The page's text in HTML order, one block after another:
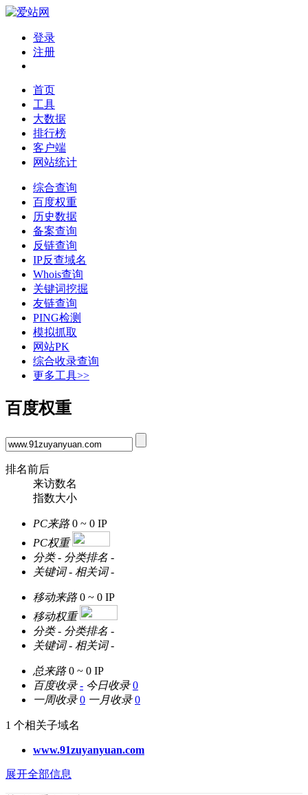
登录
注册
首页
工具
大数据
排行榜
客户端
网站统计
综合查询
百度权重
历史数据
备案查询
反链查询
IP反查域名
Whois查询
关键词挖掘
友链查询
PING检测
模拟抓取
网站PK
综合收录查询
更多工具>>
百度权重
排名前后
来访数名
指数大小
PC来路 0 ~ 0 IP
PC权重
分类 - 分类排名 -
关键词 - 相关词 -
移动来路 0 ~ 0 IP
移动权重
分类 - 分类排名 -
关键词 - 相关词 -
总来路 0 ~ 0 IP
百度收录 - 今日收录 0
一周收录 0 一月收录 0
1 个相关子域名
www.91zuyanyuan.com
展开全部信息